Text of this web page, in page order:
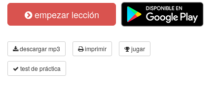
empezar lección
descargar mp3 imprimir jugar
test de práctica